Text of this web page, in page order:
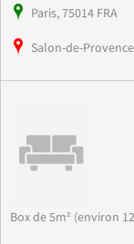
Paris, 75014 FRA
Salon-de-
Box de 5m² (environ